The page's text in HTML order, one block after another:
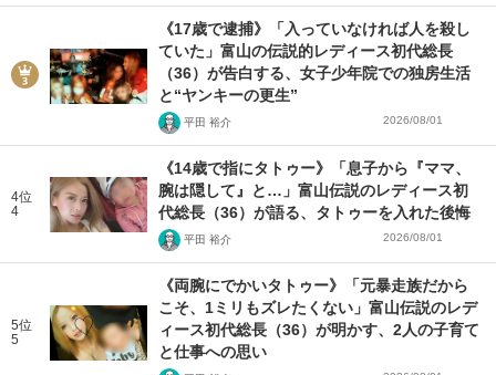
《17歳で逮捕》「入っていなければ人を殺し
ていた」富山の伝説的レディース初代総長
（36）が告白する、女子少年院での独房生活
と“ヤンキーの更生”
平田 裕介 2026/08/01
4位
4
《14歳で指にタトゥー》「息子から『ママ、
腕は隠して』と…」富山伝説のレディース初
代総長（36）が語る、タトゥーを入れた後悔
平田 裕介 2026/08/01
5位
5
《両腕にでかいタトゥー》「元暴走族だから
こそ、1ミリもズレたくない」富山伝説のレデ
ィース初代総長（36）が明かす、2人の子育て
と仕事への思い